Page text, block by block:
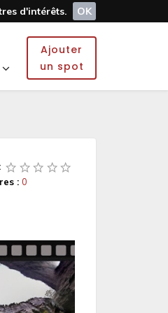
d'intérêts.
OK
Ajouter
un spot
: 0